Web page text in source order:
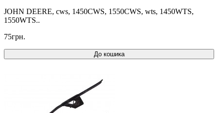
JOHN DEERE, cws, 1450CWS, 1550CWS, wts, 1450WTS,
1550WTS..
75грн.
До кошика